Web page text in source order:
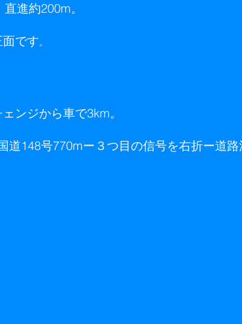
進約200m。
です。
ンジから車で3km。
道148号770mー３つ目の信号を右折ー道路